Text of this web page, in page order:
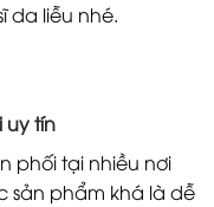
da liễu nhé.
uy tín
phối tại nhiều nơi
sản phẩm khá là dễ